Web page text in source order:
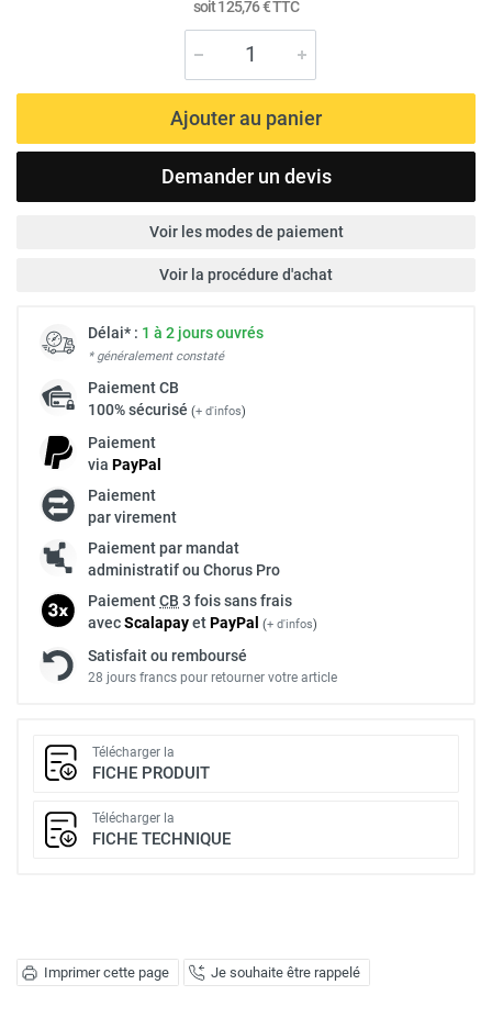
Imprimer cette page Je souhaite être rappelé
soit125,76 €TTC
Ajouter au panier
Demander un devis
Voir les modes de paiement
Voir la procédure d'achat
Délai* : 1 à 2 jours ouvrés
* généralement constaté
PaiementCB
100% sécurisé (+ d'infos)
Paiement
via PayPal
Paiement
par virement
Paiement par mandat
administratif ou Chorus Pro
PaiementCB 3 fois sans frais
avecScalapayetPayPal (+ d'infos)
Satisfait ou remboursé
28 jours francs pour retourner votre article
Télécharger la
FICHE PRODUIT
Télécharger la
FICHE TECHNIQUE